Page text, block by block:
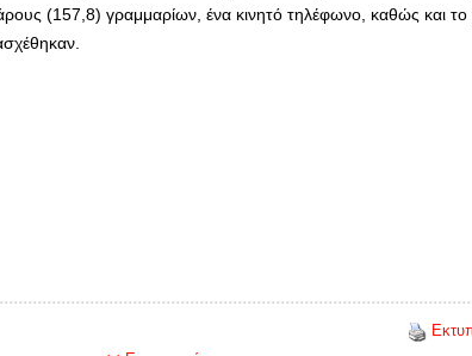
(157,8) γραμμαρίων, ένα κινητό τηλέφωνο, καθώς και το